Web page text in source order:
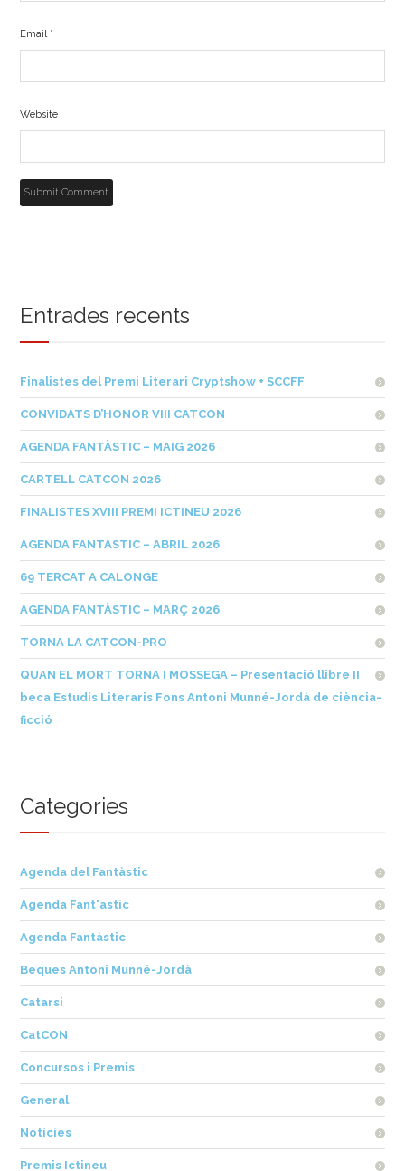
Email*
Website
Entrades recents
Finalistes del Premi Literari Cryptshow + SCCFF
CONVIDATS D’HONOR VIII CATCON
AGENDA FANTÀSTIC – MAIG 2026
CARTELL CATCON 2026
FINALISTES XVIII PREMI ICTINEU 2026
AGENDA FANTÀSTIC – ABRIL 2026
69 TERCAT A CALONGE
AGENDA FANTÀSTIC – MARÇ 2026
TORNA LA CATCON-PRO
QUAN EL MORT TORNA I MOSSEGA – Presentació llibre II
beca Estudis Literaris Fons Antoni Munné-Jordà de ciència-
ficció
Categories
Agenda del Fantàstic
Agenda Fant'astic
Agenda Fantàstic
Beques Antoni Munné-Jordà
Catarsi
CatCON
Concursos i Premis
General
Notícies
Premis Ictineu